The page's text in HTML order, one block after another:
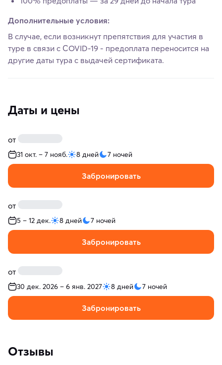
Дополнительные условия:
В случае, если возникнут препятствия для участия в
туре в связи с COVID-19 - предоплата переносится на
другие даты тура с выдачей сертификата.
Даты и цены
от
31 окт. – 7 нояб. 8 дней 7 ночей
Забронировать
от
5 – 12 дек. 8 дней 7 ночей
Забронировать
от
30 дек. 2026 – 6 янв. 2027 8 дней 7 ночей
Забронировать
Отзывы